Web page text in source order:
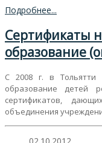
Подробнее...
Сертификаты
образование
С 2008 г. в Тольятти
образование детей
сертификатов,
объединения